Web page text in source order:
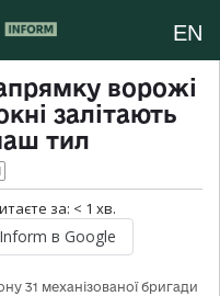
EN
ворожі
залітають
тил
за: < 1 хв.
в Google
31 механізованої бригади